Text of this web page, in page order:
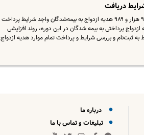
دریافت
سازمان تأمین‌اجتماعی اعلام کرد از ابتدای سال ۱۴۰۰ تا پایان شهریور ۱۴۰۱، در مجموع تعداد ۹۲ هزار و ۹۸۹ هدیه ازدواج به بیمه‌شدگان واجد شرایط پرداخت
و میانگین مبالغ هدیه ازدواج پرداختی به بیمه شدگان در این دوره، روند افزایشی
به ثبت‌نام و بررسی شرایط و پرداخت تمام موارد هدیه ازدواج
درباره ما
تبلیغات و تماس با ما